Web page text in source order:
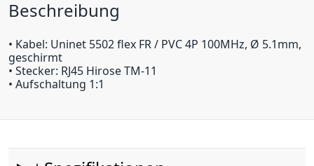
Beschreibung
• Kabel: Uninet 5502 flex FR / PVC 4P 100MHz, Ø 5.1mm,
geschirmt
• Stecker: RJ45 Hirose TM-11
• Aufschaltung 1:1